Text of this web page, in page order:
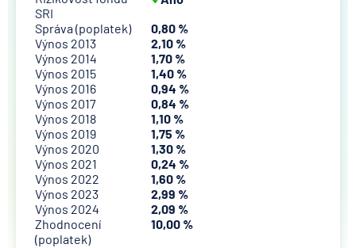
SRI
Správa (poplatek)
0,80 %
Výnos 2013
2,10 %
Výnos 2014
1,70 %
Výnos 2015
1,40 %
Výnos 2016
0,94 %
Výnos 2017
0,84 %
Výnos 2018
1,10 %
Výnos 2019
1,75 %
Výnos 2020
1,30 %
Výnos 2021
0,24 %
Výnos 2022
1,60 %
Výnos 2023
2,99 %
Výnos 2024
2,09 %
Zhodnocení
(poplatek)
10,00 %